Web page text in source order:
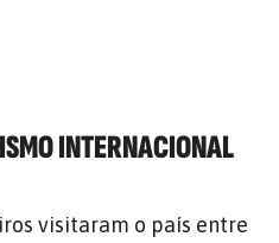
INTERNACIONAL
visitaram o país entre